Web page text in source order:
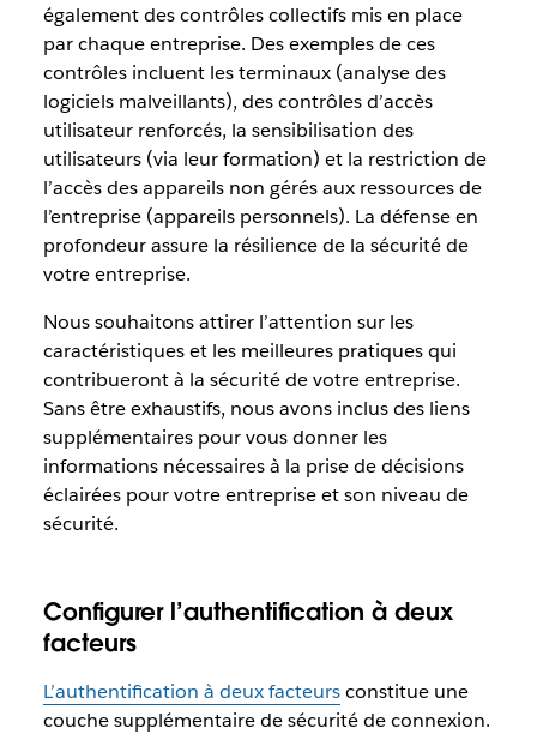
également des contrôles collectifs mis en place
par chaque entreprise. Des exemples de ces
contrôles incluent les terminaux (analyse des
logiciels malveillants), des contrôles d’accès
utilisateur renforcés, la sensibilisation des
utilisateurs (via leur formation) et la restriction de
l’accès des appareils non gérés aux ressources de
l’entreprise (appareils personnels). La défense en
profondeur assure la résilience de la sécurité de
votre entreprise.
Nous souhaitons attirer l’attention sur les
caractéristiques et les meilleures pratiques qui
contribueront à la sécurité de votre entreprise.
Sans être exhaustifs, nous avons inclus des liens
supplémentaires pour vous donner les
informations nécessaires à la prise de décisions
éclairées pour votre entreprise et son niveau de
sécurité.
Configurer l’authentification à deux
facteurs
L’authentification à deux facteursconstitue une
couche supplémentaire de sécurité de connexion.